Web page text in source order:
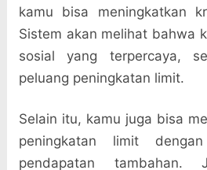
kamu bisa meningkatkan
Sistem akan melihat bahwa
sosial yang terpercaya,
peluang peningkatan limit.
Selain itu, kamu juga bisa
peningkatan limit
pendapatan tambahan.